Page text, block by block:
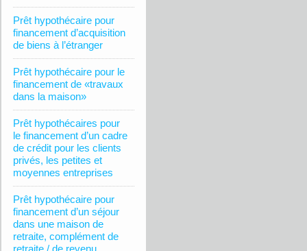
Prêt hypothécaire pour
financement d’acquisition
de biens à l’étranger
Prêt hypothécaire pour le
financement de «travaux
dans la maison»
Prêt hypothécaires pour
le financement d’un cadre
de crédit pour les clients
privés, les petites et
moyennes entreprises
Prêt hypothécaire pour
financement d’un séjour
dans une maison de
retraite, complément de
retraite / de revenu